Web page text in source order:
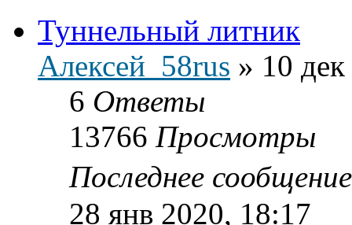
Туннельный литник
Алексей_58rus » 10
6 Ответы
13766 Просмотры
Последнее
28 янв 2020, 18:17